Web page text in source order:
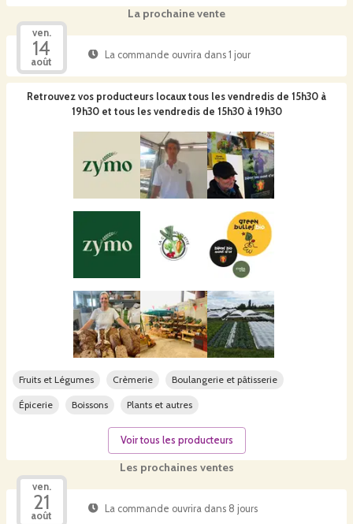
La prochaine vente
ven.
14
août
La commande ouvrira dans 1 jour
Les prochaines ventes
ven.
21
août
La commande ouvrira dans 8 jours
Retrouvez vos producteurs locaux tous les vendredis de 15h30 à
19h30 et tous les vendredis de 15h30 à 19h30
Fruits et Légumes Crèmerie Boulangerie et pâtisserie
Épicerie Boissons Plants et autres
Voir tous les producteurs